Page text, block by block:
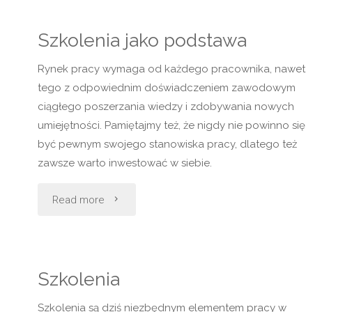
szansa"
Szkolenia jako podstawa
Rynek pracy wymaga od każdego pracownika, nawet
tego z odpowiednim doświadczeniem zawodowym
ciągłego poszerzania wiedzy i zdobywania nowych
umiejętności. Pamiętajmy też, że nigdy nie powinno się
być pewnym swojego stanowiska pracy, dlatego też
zawsze warto inwestować w siebie.
Read more "Szkolenia
Szkolenia
Szkolenia są dziś niezbędnym elementem pracy w